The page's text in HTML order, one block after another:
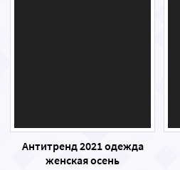
Антитренд 2021 одежда
женская осень